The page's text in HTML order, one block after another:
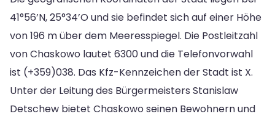
41°56’N, 25°34’O und sie befindet sich auf einer Höhe
von 196 m über dem Meeresspiegel. Die Postleitzahl
von Chaskowo lautet 6300 und die Telefonvorwahl
ist (+359)038. Das Kfz-Kennzeichen der Stadt ist X.
Unter der Leitung des Bürgermeisters Stanislaw
Detschew bietet Chaskowo seinen Bewohnern und